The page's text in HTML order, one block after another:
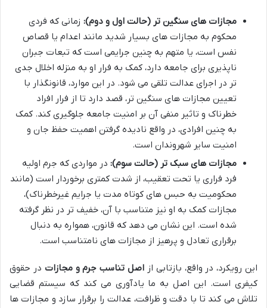
مجازات های سنگین تر (حالت اول و دوم): زمانی که فردی
محکوم به مجازات های بسیار شدید مانند اعدام یا قصاص
نفس است، یا متهم به چنین جرایمی است که تبعات جبران
ناپذیری برای جامعه دارد، کمک به فرار او به منزله اخلال جدی
تر در اجرای عدالت تلقی می شود. در این موارد، قانونگذار با
تعیین مجازات های سنگین تر، قصد دارد تا از فرار افراد
خطرناک و تاثیر منفی آن بر امنیت جامعه جلوگیری کند. کمک
به چنین افرادی، در واقع نادیده گرفتن اهمیت حفظ جان و
امنیت سایر شهروندان است.
مجازات های سبک تر (حالت سوم): در مواردی که جرم اولیه
فرد فراری یا تحت تعقیب، از شدت کمتری برخوردار است (مانند
محکومیت به حبس های کوتاه مدت یا جرایم غیرخطرناک)،
مجازات کمک به او نیز متناسب با آن، خفیف تر در نظر گرفته
شده است. این نشان می دهد که قانون، همواره به دنبال
برقراری تعادل و پرهیز از مجازات های نامتناسب است.
این رویکرد، در واقع، بازتابی از اصل تناسب جرم و مجازات در حقوق
کیفری است. این اصل به ما یادآوری می کند که سیستم قضایی
تلاش می کند تا با دقت و ظرافت، عدالت را برقرار سازد و مجازات ها